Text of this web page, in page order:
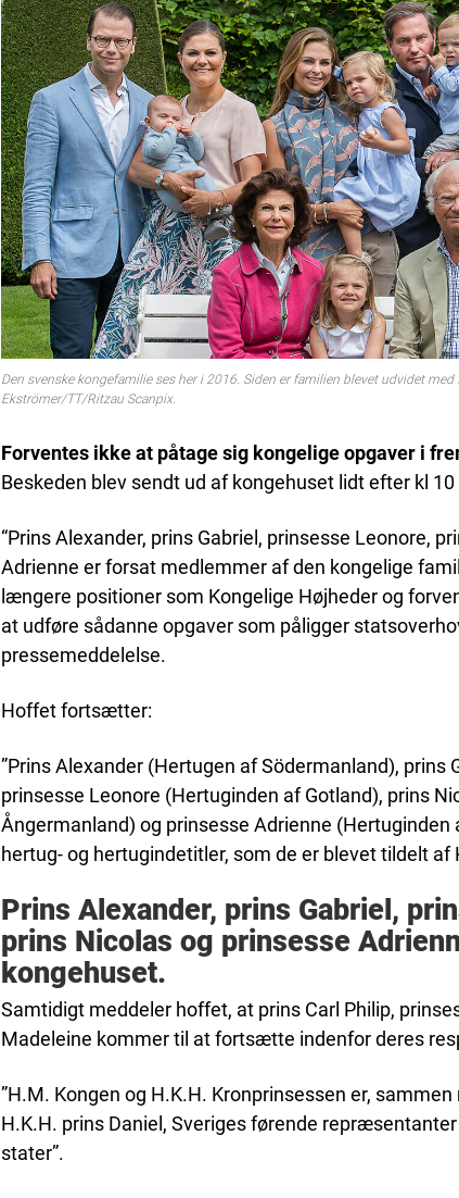
Den svenske kongefamilie ses her i 2016. Siden er familien blevet udvidet
Ekströmer/TT/Ritzau Scanpix.
Forventes ikke at påtage sig kongelige opgaver i
Beskeden blev sendt ud af kongehuset lidt efter kl
“Prins Alexander, prins Gabriel, prinsesse Leonore,
Adrienne er forsat medlemmer af den kongelige
længere positioner som Kongelige Højheder og
at udføre sådanne opgaver som påligger
pressemeddelelse.
Hoffet fortsætter:
”Prins Alexander (Hertugen af Södermanland), prins
prinsesse Leonore (Hertuginden af Gotland), prins
Ångermanland) og prinsesse Adrienne
hertug- og hertugindetitler, som de er blevet tildelt af
Prins Alexander, prins Gabriel,
prins Nicolas og prinsesse
kongehuset.
Samtidigt meddeler hoffet, at prins Carl Philip,
Madeleine kommer til at fortsætte indenfor deres
”H.M. Kongen og H.K.H. Kronprinsessen er,
H.K.H. prins Daniel, Sveriges førende
stater”.